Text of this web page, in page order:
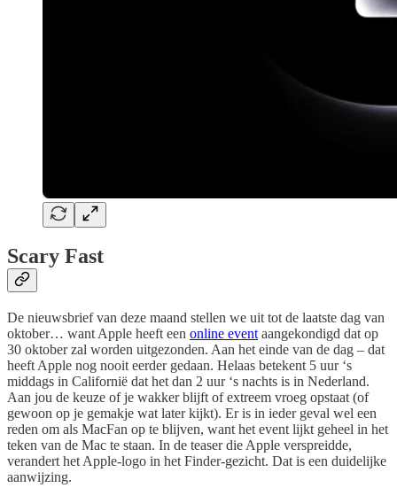
Scary Fast
De nieuwsbrief van deze maand stellen we uit tot de laatste dag van
oktober… want Apple heeft een online event aangekondigd dat op
30 oktober zal worden uitgezonden. Aan het einde van de dag – dat
heeft Apple nog nooit eerder gedaan. Helaas betekent 5 uur ‘s
middags in Californië dat het dan 2 uur ‘s nachts is in Nederland.
Aan jou de keuze of je wakker blijft of extreem vroeg opstaat (of
gewoon op je gemakje wat later kijkt). Er is in ieder geval wel een
reden om als MacFan op te blijven, want het event lijkt geheel in het
teken van de Mac te staan. In de teaser die Apple verspreidde,
verandert het Apple-logo in het Finder-gezicht. Dat is een duidelijke
aanwijzing.